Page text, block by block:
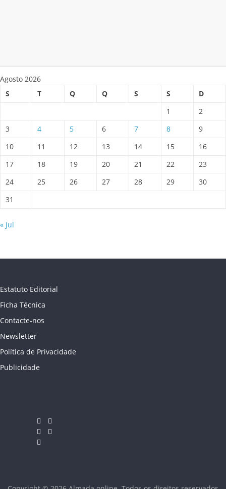
Agosto 2026
S
T Q Q S S
D
1
2
3
4 5 6 7 8
9
10
11 12 13 14 15
16
17
18 19 20 21 22
23
24
25 26 27 28 29
30
31
« Jul
Estatuto Editorial
Ficha Técnica
Contacte-nos
Newsletter
Política de Privacidade
Publicidade